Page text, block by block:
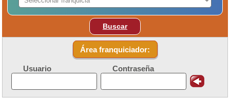
Buscar
Área franquiciador:
Usuario Contraseña